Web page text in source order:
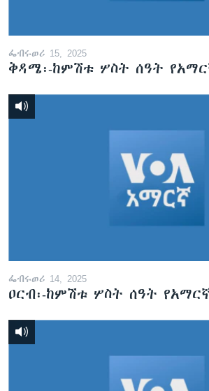
ፌብሩወሪ 15, 2025
ቅዳሜ፡-ከምሽቱ ሦስት ሰዓት
ፌብሩወሪ 14, 2025
ዐርብ፡-ከምሽቱ ሦስት ሰዓት